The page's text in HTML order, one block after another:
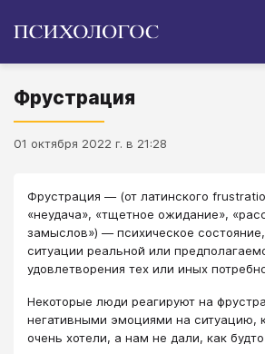
Фрустрация
01 октября 2022 г. в 21:28
Фрустрация ― (от латинского
«неудача», «тщетное ожидание»,
замыслов») — психическое
ситуации реальной или
удовлетворения тех или иных
Некоторые люди реагируют на
негативными эмоциями на ситуацию,
очень хотели, а нам не дали, как